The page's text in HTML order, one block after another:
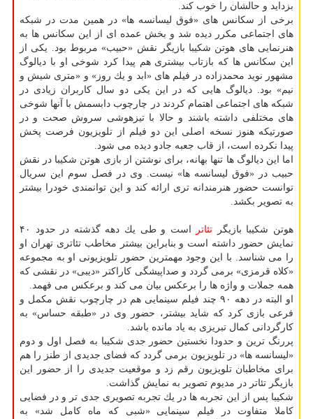
بزداید و حالشان را خوب كند.
برخی از سكانس های «فوق لیسانسه ها» در همین مدت در شبكه
های اجتماعی مكرر دیده شد و بخش عمده ای از این سكانس ها به
هنرنمایی های هوتن شكیبا بازیگر نقش «حبیب» مربوط بود. یكی از
این سكانس ها كه بازتاب بیشتری هم پیدا كرد شوخی او با دیالوگ
مشهور نوید محمدزاده در فیلم های «ابد و یك روز» و «متری شیش و
نیم» بود. دیالوگ هایی كه در این یكی دو سال كاربران زیادی در
شبكه های اجتماعی اهتمام كردند در چارچوب دابسمش با آنها شوخی
های مختلفی داشته باشند و حالا با تیزهوشی سروش صحت و در
صورتیكه هنوز نسخه اصلی این دو فیلم از تلویزیون فرصت پخش
پیدا نكرده است، از قاب جعبه جادو دیده می شود.
اما این دیالوگ ها تنها بهانه، برای نوشتن از بازی هوتن شكیبا در نقش
حبیب در «فوق لیسانسه ها» نیست. وی در فصل سوم این سریال
توانست حضور هنرمندانه تری ارائه كند و این توانمندی خودرا بیشتر
به تصویر بكشد.
هوتن شكیبا بازیگر تئاتر
است و طی یك دهه گذشته در حدود ۴۰
نمایش حضور داشته است و بنابراین بیشتر مخاطب تئاتری تهران او
را می شناسد. با این وجود مهمترین حضور تلویزیونی او به مجموعه
«كلاه قرمزی» برمی گردد و صداپیشگی كاراكتر «دیبی» در نقشی كه
همه جملات و واژه ها را برعكس بیان می كند و برعكس می فهمد.
او البته در دهه ۹۰ چند فیلم سینمایی هم در چارچوب نقش مكمل و
فرعی بازی كرد كه شاید بیشتر، حضور وی در «طبقه حساس» به
كارگردانی كمال تبریزی به یاد مانده باشد.
پررنگ ترین و حدودا نخستین حضور جدی شكیبا به فصل اول و دوم
«لیسانسه ها» در تلویزیون برمی گردد كه فضای جدیدی از طنز را هم
برای مخاطبان تلویزیون رقم زد و موقعیت جدیدی را از حضور این
بازیگر تئاتر در مدیوم تصویر به نمایش گذاشت.
شكیبا پس از این تجربه ها در یك تجربه تصویری جدی تر و در فضایی
كاملا متفاوت در فیلم سینمایی «شبی كه ماه كامل شد» به